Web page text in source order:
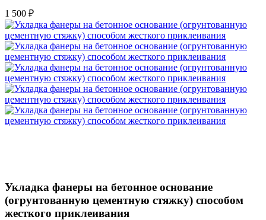
1 500 ₽
Укладка фанеры на бетонное основание
(огрунтованную цементную стяжку) способом
жесткого приклеивания